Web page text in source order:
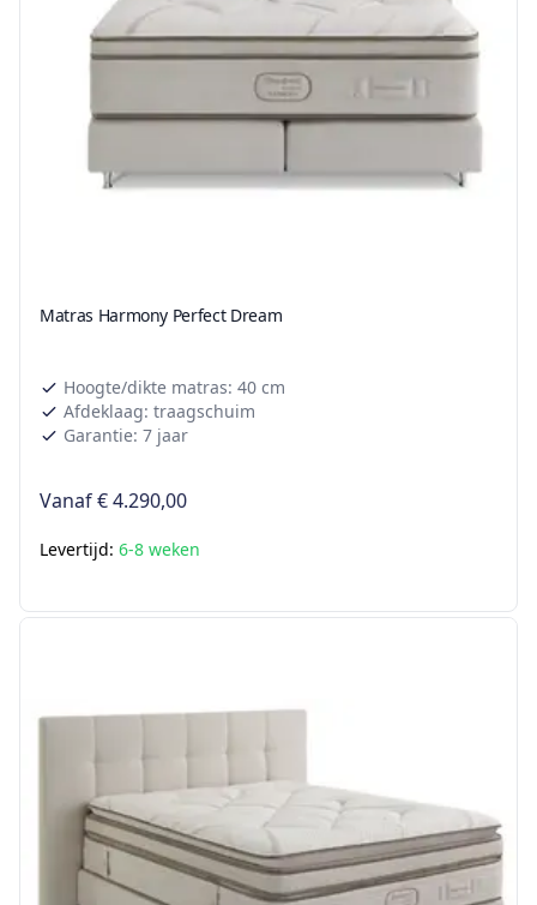
Matras Harmony Perfect Dream
Hoogte/dikte matras: 40 cm
Afdeklaag: traagschuim
Garantie: 7 jaar
Vanaf€ 4.290,00
Levertijd: 6-8 weken